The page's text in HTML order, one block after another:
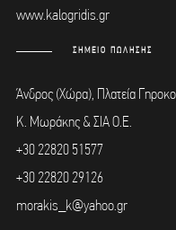
www.kalogridis.gr
ΣΗΜΕΙΟ ΠΩΛΗΣΗΣ
Άνδρος (Χώρα), Πλατεία
Κ. Μωράκης & ΣΙΑ Ο.Ε.
+30 22820 51577
+30 22820 29126
morakis_k@yahoo.gr